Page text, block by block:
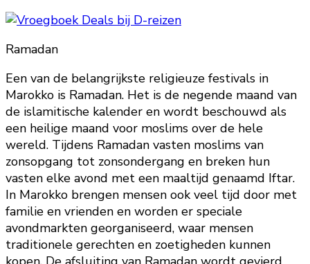
Ramadan
Een van de belangrijkste religieuze festivals in
Marokko is Ramadan. Het is de negende maand van
de islamitische kalender en wordt beschouwd als
een heilige maand voor moslims over de hele
wereld. Tijdens Ramadan vasten moslims van
zonsopgang tot zonsondergang en breken hun
vasten elke avond met een maaltijd genaamd Iftar.
In Marokko brengen mensen ook veel tijd door met
familie en vrienden en worden er speciale
avondmarkten georganiseerd, waar mensen
traditionele gerechten en zoetigheden kunnen